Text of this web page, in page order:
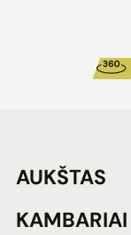
AUKŠTAS
KAMBARIAI